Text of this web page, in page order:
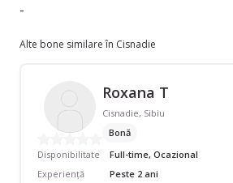
-
Alte bone similare în Cisnadie
Roxana T
Cisnadie, Sibiu
Bonă
Disponibilitate
Full-time, Ocazional
Experiență
Peste 2 ani